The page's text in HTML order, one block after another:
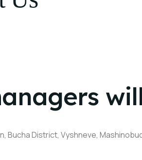
Bucha District, Vyshneve,